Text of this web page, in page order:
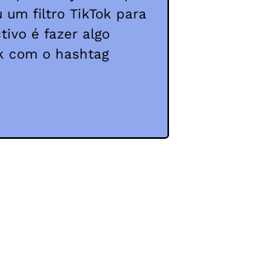
um filtro TikTok para
é fazer algo
com o hashtag